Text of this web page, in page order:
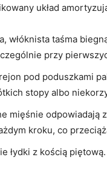
układ
włóknista taśma
przy
pod poduszkami
stopy albo
mięśnie odpowiadają
kroku, co
łydki z kością